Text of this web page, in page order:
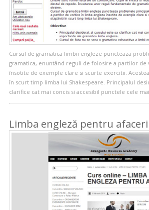
Cursul de gramatica limbii engleze puncteaza
gramatica, enuntând reguli de folosire a partilor de
însotite de exemple clare si scurte exercitii.
în scurt timp limba lui Shakespeare. Principalul
clarifice cat mai concis si accesibil punctele cele
Limba engleză pentru afaceri